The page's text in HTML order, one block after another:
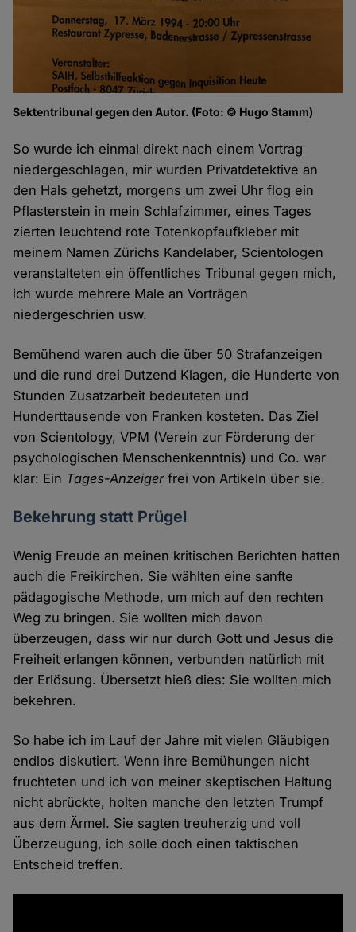
Sektentribunal gegen den Autor. (Foto: © Hugo Stamm)
So wurde ich einmal direkt nach einem Vortrag
niedergeschlagen, mir wurden Privatdetektive an
den Hals gehetzt, morgens um zwei Uhr flog ein
Pflasterstein in mein Schlafzimmer, eines Tages
zierten leuchtend rote Totenkopfaufkleber mit
meinem Namen Zürichs Kandelaber, Scientologen
veranstalteten ein öffentliches Tribunal gegen mich,
ich wurde mehrere Male an Vorträgen
niedergeschrien usw.
Bemühend waren auch die über 50 Strafanzeigen
und die rund drei Dutzend Klagen, die Hunderte von
Stunden Zusatzarbeit bedeuteten und
Hunderttausende von Franken kosteten. Das Ziel
von Scientology, VPM (Verein zur Förderung der
psychologischen Menschenkenntnis) und Co. war
klar: Ein Tages-Anzeigerfrei von Artikeln über sie.
Bekehrung statt Prügel
Wenig Freude an meinen kritischen Berichten hatten
auch die Freikirchen. Sie wählten eine sanfte
pädagogische Methode, um mich auf den rechten
Weg zu bringen. Sie wollten mich davon
überzeugen, dass wir nur durch Gott und Jesus die
Freiheit erlangen können, verbunden natürlich mit
der Erlösung. Übersetzt hieß dies: Sie wollten mich
bekehren.
So habe ich im Lauf der Jahre mit vielen Gläubigen
endlos diskutiert. Wenn ihre Bemühungen nicht
fruchteten und ich von meiner skeptischen Haltung
nicht abrückte, holten manche den letzten Trumpf
aus dem Ärmel. Sie sagten treuherzig und voll
Überzeugung, ich solle doch einen taktischen
Entscheid treffen.